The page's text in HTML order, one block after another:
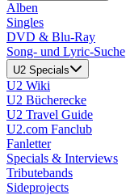
Alben
Singles
DVD & Blu-Ray
Song- und Lyric-Suche
U2 Specials
U2 Wiki
U2 Bücherecke
U2 Travel Guide
U2.com Fanclub
Fanletter
Specials & Interviews
Tributebands
Sideprojects